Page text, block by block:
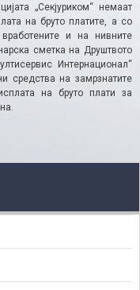
„Секјуриком“ немаат
на бруто платите, а со
и на нивните
сметка на Друштвото
Интернационал“
средства на замрзнатите
на бруто плати за